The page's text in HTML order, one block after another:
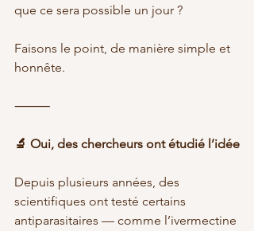
que ce sera possible un jour ?
Faisons le point, de manière simple et
honnête.
⸻
🔬 Oui, des chercheurs ont étudié l’idée
Depuis plusieurs années, des
scientifiques ont testé certains
antiparasitaires — comme l’ivermectine